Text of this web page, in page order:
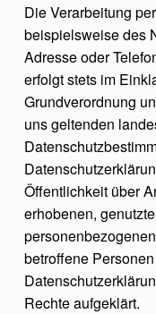
Die Verarbeitung
beispielsweise des
Adresse oder
erfolgt stets im
Grundverordnung
uns geltenden
Öffentlichkeit über
erhobenen,
betroffene
Rechte aufgeklärt.